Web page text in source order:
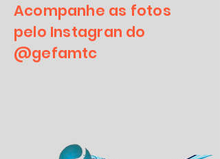
Acompanhe as fotos
pelo Instagran do
@gefamtc